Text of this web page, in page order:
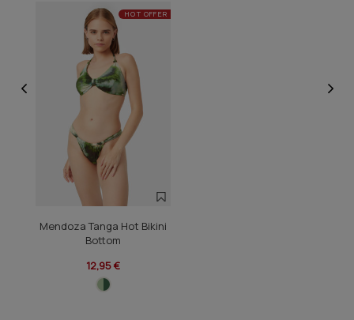
HOT OFFER
Mendoza Tanga Hot Bikini
Bottom
12,95 €